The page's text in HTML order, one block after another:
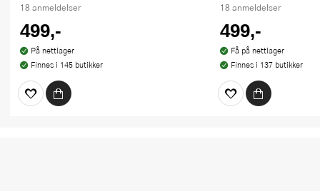
18 anmeldelser
499,-
På nettlager
Finnes i 145 butikker
18 anmeldelser
499,-
Få på nettlager
Finnes i 137 butikker